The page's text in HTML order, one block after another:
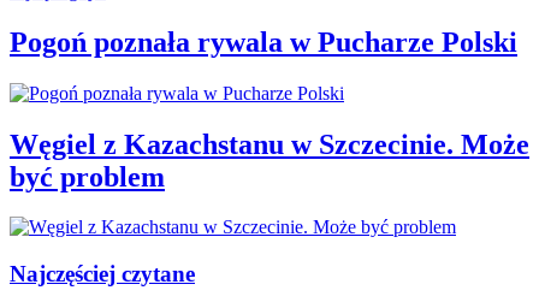
Pogoń poznała rywala w Pucharze Polski
Węgiel z Kazachstanu w Szczecinie. Może
być problem
Najczęściej czytane